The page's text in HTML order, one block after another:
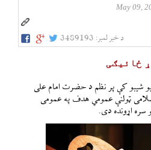
د خبر لمبر: 3489193
ځائيګی
شیبو کې پر نظم د حضرت امام علی
ټولنې عمومي هدف په عمومی
سره اړونده دی.